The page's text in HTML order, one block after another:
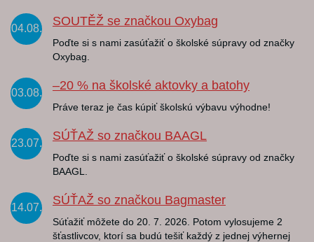
04.08.
SOUTĚŽ se značkou Oxybag
Poďte si s nami zasúťažiť o školské súpravy od značky
Oxybag.
03.08.
–20 % na školské aktovky a batohy
Práve teraz je čas kúpiť školskú výbavu výhodne!
23.07.
SÚŤAŽ so značkou BAAGL
Poďte si s nami zasúťažiť o školské súpravy od značky
BAAGL.
14.07.
SÚŤAŽ so značkou Bagmaster
Súťažiť môžete do 20. 7. 2026. Potom vylosujeme 2
šťastlivcov, ktorí sa budú tešiť každý z jednej výhernej